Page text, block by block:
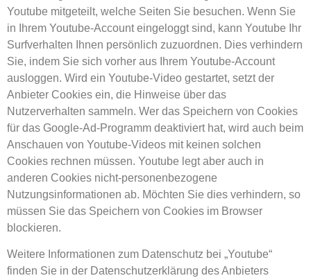
Youtube mitgeteilt, welche Seiten Sie besuchen. Wenn Sie
in Ihrem Youtube-Account eingeloggt sind, kann Youtube Ihr
Surfverhalten Ihnen persönlich zuzuordnen. Dies verhindern
Sie, indem Sie sich vorher aus Ihrem Youtube-Account
ausloggen. Wird ein Youtube-Video gestartet, setzt der
Anbieter Cookies ein, die Hinweise über das
Nutzerverhalten sammeln. Wer das Speichern von Cookies
für das Google-Ad-Programm deaktiviert hat, wird auch beim
Anschauen von Youtube-Videos mit keinen solchen
Cookies rechnen müssen. Youtube legt aber auch in
anderen Cookies nicht-personenbezogene
Nutzungsinformationen ab. Möchten Sie dies verhindern, so
müssen Sie das Speichern von Cookies im Browser
blockieren.
Weitere Informationen zum Datenschutz bei „Youtube“
finden Sie in der Datenschutzerklärung des Anbieters